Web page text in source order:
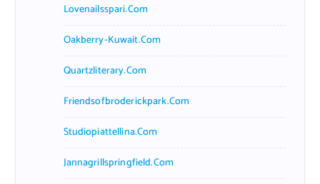
Lovenailsspari.com
Oakberry-Kuwait.com
Quartzliterary.com
Friendsofbroderickpark.com
Studiopiattellina.com
Jannagrillspringfield.com